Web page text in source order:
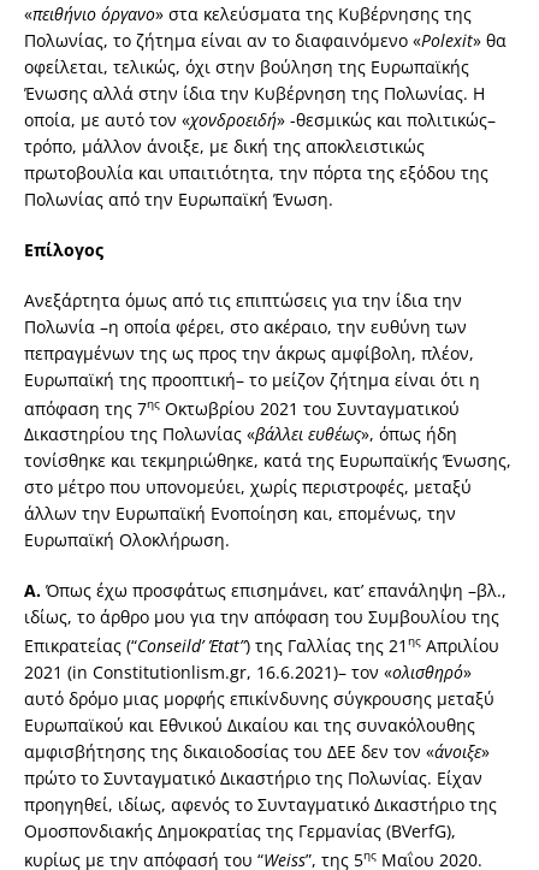
«πειθήνιο όργανο» στα κελεύσματα της Κυβέρνησης της
Πολωνίας, το ζήτημα είναι αν το διαφαινόμενο «Polexit» θα
οφείλεται, τελικώς, όχι στην βούληση της Ευρωπαϊκής
Ένωσης αλλά στην ίδια την Κυβέρνηση της Πολωνίας. Η
οποία, με αυτό τον «χονδροειδή» -θεσμικώς και πολιτικώς–
τρόπο, μάλλον άνοιξε, με δική της αποκλειστικώς
πρωτοβουλία και υπαιτιότητα, την πόρτα της εξόδου της
Πολωνίας από την Ευρωπαϊκή Ένωση.
Επίλογος
Ανεξάρτητα όμως από τις επιπτώσεις για την ίδια την
Πολωνία –η οποία φέρει, στο ακέραιο, την ευθύνη των
πεπραγμένων της ως προς την άκρως αμφίβολη, πλέον,
Ευρωπαϊκή της προοπτική– το μείζον ζήτημα είναι ότι η
απόφαση της 7ης Οκτωβρίου 2021 του Συνταγματικού
Δικαστηρίου της Πολωνίας «βάλλει ευθέως», όπως ήδη
τονίσθηκε και τεκμηριώθηκε, κατά της Ευρωπαϊκής Ένωσης,
στο μέτρο που υπονομεύει, χωρίς περιστροφές, μεταξύ
άλλων την Ευρωπαϊκή Ενοποίηση και, επομένως, την
Ευρωπαϊκή Ολοκλήρωση.
Α. Όπως έχω προσφάτως επισημάνει, κατ’ επανάληψη –βλ.,
ιδίως, το άρθρο μου για την απόφαση του Συμβουλίου της
Επικρατείας (“Conseild’Έtat”) της Γαλλίας της 21 ης Απριλίου
2021 (in Constitutionlism.gr, 16.6.2021)– τον «ολισθηρό»
αυτό δρόμο μιας μορφής επικίνδυνης σύγκρουσης μεταξύ
Ευρωπαϊκού και Εθνικού Δικαίου και της συνακόλουθης
αμφισβήτησης της δικαιοδοσίας του ΔΕΕ δεν τον «άνοιξε»
πρώτο το Συνταγματικό Δικαστήριο της Πολωνίας. Είχαν
προηγηθεί, ιδίως, αφενός το Συνταγματικό Δικαστήριο της
Ομοσπονδιακής Δημοκρατίας της Γερμανίας (BVerfG),
κυρίως με την απόφασή του “Weiss”, της 5ης Μαΐου 2020.